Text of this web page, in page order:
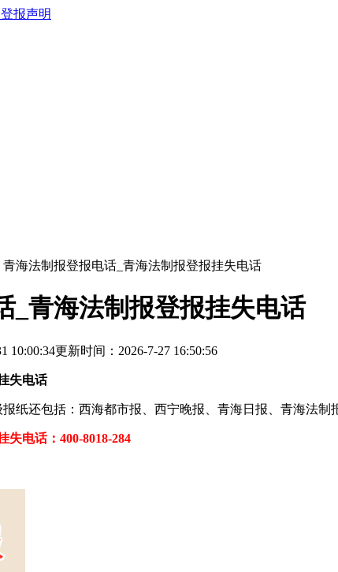
报声明
青海法制报登报电话_青海法制报登报挂失电话
_青海法制报登报挂失电话
10:00:34更新时间：2026-7-27 16:50:56
失电话
纸还包括：西海都市报、西宁晚报、青海日报、青海法
失电话：400-8018-284